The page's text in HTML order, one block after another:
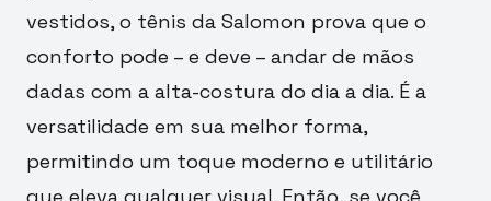
vestidos, o tênis da Salomon prova que o
conforto pode – e deve – andar de mãos
dadas com a alta-costura do dia a dia. É a
versatilidade em sua melhor forma,
permitindo um toque moderno e utilitário